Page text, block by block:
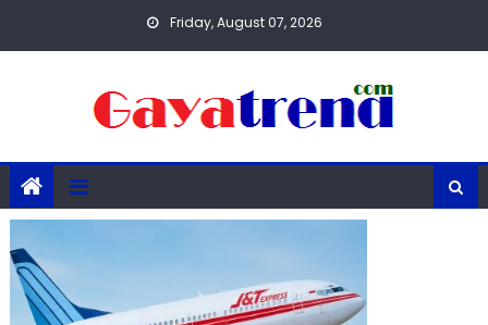
Friday, August 07, 2026